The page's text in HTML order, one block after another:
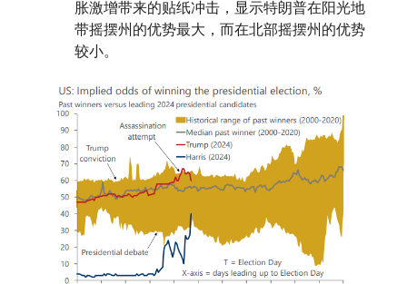
胀激增带来的贴纸冲击，显示特朗普在阳光地
带摇摆州的优势最大，而在北部摇摆州的优势
较小。